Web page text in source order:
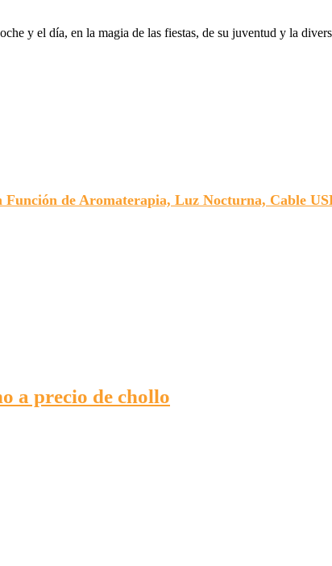
y el día, en la magia de las fiestas, de su juventud y la
de Aromaterapia, Luz Nocturna, Cable
a precio de chollo